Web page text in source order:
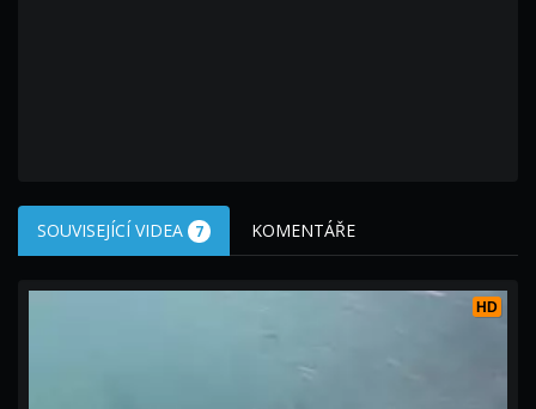
SOUVISEJÍCÍ VIDEA 7 KOMENTÁŘE
HD